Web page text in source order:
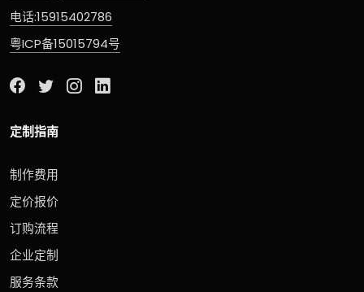
电话:15915402786
粤ICP备15015794号
定制指南
制作费用
定价报价
订购流程
企业定制
服务条款